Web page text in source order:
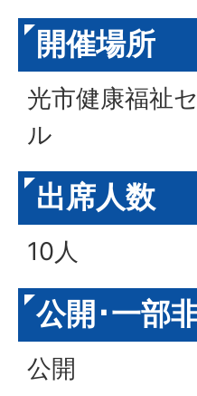
開催場所
光市健康福祉
ル
出席人数
10人
公開･一部
公開